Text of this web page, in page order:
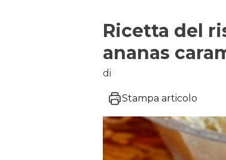
Ricetta del
ananas
di
Stampa articolo